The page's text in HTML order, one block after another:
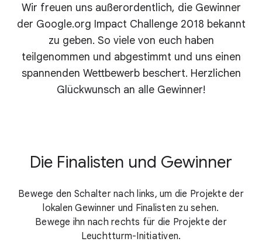
Wir freuen uns außerordentlich, die Gewinner
der Google.org Impact Challenge 2018 bekannt
zu geben. So viele von euch haben
teilgenommen und abgestimmt und uns einen
spannenden Wettbewerb beschert. Herzlichen
Glückwunsch an alle Gewinner!
Die Finalisten und Gewinner
Bewege den Schalter nach links, um die Projekte der
lokalen Gewinner und Finalisten zu sehen.
Bewege ihn nach rechts für die Projekte der
Leuchtturm-Initiativen.